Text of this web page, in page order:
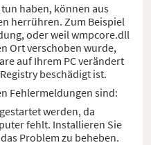
haben, können aus
herrühren. Zum Beispiel
oder weil wmpcore.dll
Ort verschoben wurde,
auf Ihrem PC verändert
beschädigt ist.
Fehlermeldungen sind:
werden, da
fehlt. Installieren Sie
Problem zu beheben.